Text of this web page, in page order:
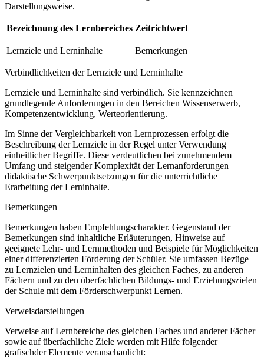
Darstellungsweise.
Bezeichnung des Lernbereiches Zeitrichtwert
Lernziele und Lerninhalte Bemerkungen
Verbindlichkeiten der Lernziele und Lerninhalte
Lernziele und Lerninhalte sind verbindlich. Sie kennzeichnen
grundlegende Anforderungen in den Bereichen Wissenserwerb,
Kompetenzentwicklung, Werteorientierung.
Im Sinne der Vergleichbarkeit von Lernprozessen erfolgt die
Beschreibung der Lernziele in der Regel unter Verwendung
einheitlicher Begriffe. Diese verdeutlichen bei zunehmendem
Umfang und steigender Komplexität der Lernanforderungen
didaktische Schwerpunktsetzungen für die unterrichtliche
Erarbeitung der Lerninhalte.
Bemerkungen
Bemerkungen haben Empfehlungscharakter. Gegenstand der
Bemerkungen sind inhaltliche Erläuterungen, Hinweise auf
geeignete Lehr- und Lernmethoden und Beispiele für Möglichkeiten
einer differenzierten Förderung der Schüler. Sie umfassen Bezüge
zu Lernzielen und Lerninhalten des gleichen Faches, zu anderen
Fächern und zu den überfachlichen Bildungs- und Erziehungszielen
der Schule mit dem Förderschwerpunkt Lernen.
Verweisdarstellungen
Verweise auf Lernbereiche des gleichen Faches und anderer Fächer
sowie auf überfachliche Ziele werden mit Hilfe folgender
grafischder Elemente veranschaulicht: